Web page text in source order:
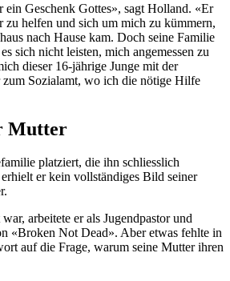
ein Geschenk Gottes», sagt Holland. «Er
zu helfen und sich um mich zu kümmern,
nach Hause kam. Doch seine Familie
sich nicht leisten, mich angemessen zu
dieser 16-jährige Junge mit der
Sozialamt, wo ich die nötige Hilfe
Mutter
platziert, die ihn schliesslich
er kein vollständiges Bild seiner
arbeitete er als Jugendpastor und
«Broken Not Dead». Aber etwas fehlte in
auf die Frage, warum seine Mutter ihren